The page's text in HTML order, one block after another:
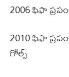
2006 ఫిఫా
2010 ఫిఫా
గోల్స్